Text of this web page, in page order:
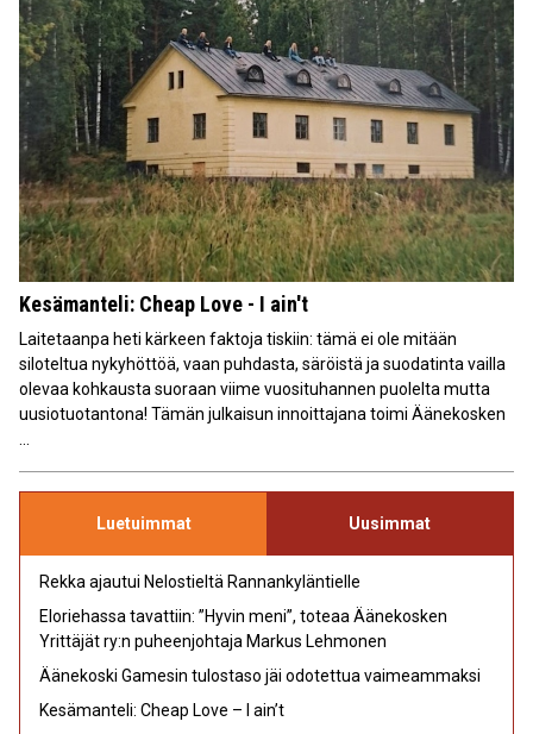
Kesämanteli: Cheap Love - I ain't
Laitetaanpa heti kärkeen faktoja tiskiin: tämä ei ole mitään
siloteltua nykyhöttöä, vaan puhdasta, säröistä ja suodatinta vailla
olevaa kohkausta suoraan viime vuosituhannen puolelta mutta
uusiotuotantona! Tämän julkaisun innoittajana toimi Äänekosken
...
Luetuimmat Uusimmat
Rekka ajautui Nelostieltä Rannankyläntielle
Eloriehassa tavattiin: ”Hyvin meni”, toteaa Äänekosken
Yrittäjät ry:n puheenjohtaja Markus Lehmonen
Äänekoski Gamesin tulostaso jäi odotettua vaimeammaksi
Kesämanteli: Cheap Love – I ain’t